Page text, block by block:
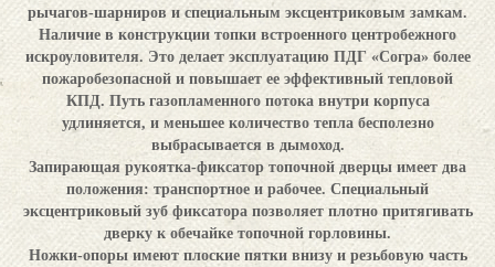
рычагов-шарниров и специальным эксцентриковым замкам.
Наличие в конструкции топки встроенного центробежного
искроуловителя. Это делает эксплуатацию ПДГ «Согра» более
пожаробезопасной и повышает ее эффективный тепловой
КПД. Путь газопламенного потока внутри корпуса
удлиняется, и меньшее количество тепла бесполезно
выбрасывается в дымоход.
Запирающая рукоятка-фиксатор топочной дверцы имеет два
положения: транспортное и рабочее. Специальный
эксцентриковый зуб фиксатора позволяет плотно притягивать
дверку к обечайке топочной горловины.
Ножки-опоры имеют плоские пятки внизу и резьбовую часть